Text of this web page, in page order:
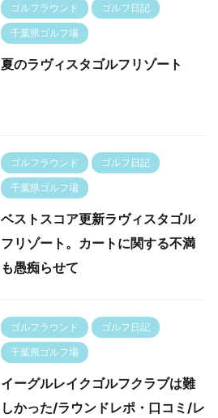
ゴルフラウンド ゴルフ日記
千葉県ゴルフ場
夏のラヴィスタゴルフリゾート
ゴルフラウンド ゴルフ日記
千葉県ゴルフ場
ベストスコア更新ラヴィスタゴル
フリゾート。カートに関する不満
も愚痴らせて
ゴルフラウンド ゴルフ日記
千葉県ゴルフ場
イーグルレイクゴルフクラブは難
しかった/ラウンドレポ・口コミ/レ